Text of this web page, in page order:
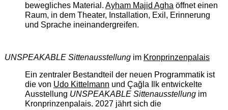
bewegliches Material. Ayham Majid Aghaöffnet einen
Raum, in dem Theater, Installation, Exil, Erinnerung
und Sprache ineinandergreifen.
UNSPEAKABLE Sittenausstellungim Kronprinzenpalais
Ein zentraler Bestandteil der neuen Programmatik ist
die von Udo Kittelmann und Çağla Ilk entwickelte
Ausstellung UNSPEAKABLE Sittenausstellungim
Kronprinzenpalais. 2027 jährt sich die